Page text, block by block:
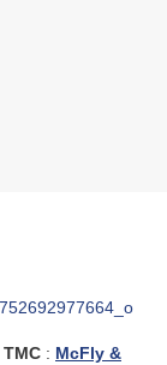
TMC : McFly &